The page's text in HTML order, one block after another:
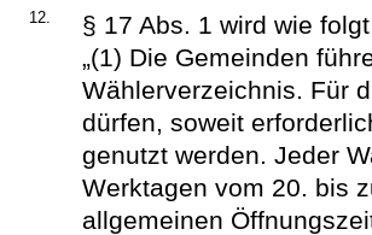
12.
§ 17 Abs. 1 wird wie
„(1) Die Gemeinden
Wählerverzeichnis. Für
dürfen, soweit
genutzt werden. Jeder
Werktagen vom 20. bis
allgemeinen